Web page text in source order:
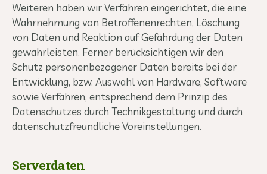
Weiteren haben wir Verfahren eingerichtet, die eine
Wahrnehmung von Betroffenenrechten, Löschung
von Daten und Reaktion auf Gefährdung der Daten
gewährleisten. Ferner berücksichtigen wir den
Schutz personenbezogener Daten bereits bei der
Entwicklung, bzw. Auswahl von Hardware, Software
sowie Verfahren, entsprechend dem Prinzip des
Datenschutzes durch Technikgestaltung und durch
datenschutzfreundliche Voreinstellungen.
Serverdaten